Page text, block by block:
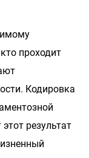
проходит
Кодировка
результат